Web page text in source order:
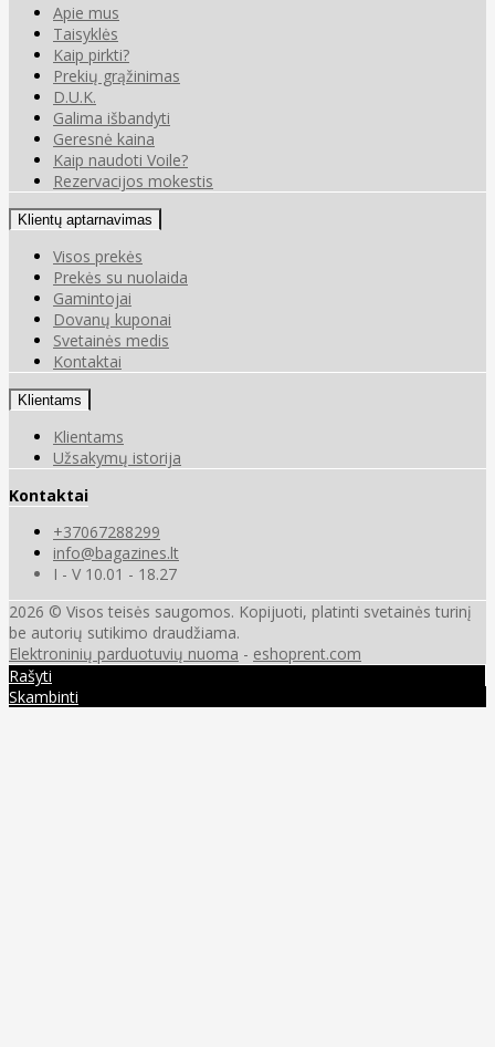
Apie mus
Taisyklės
Kaip pirkti?
Prekių grąžinimas
D.U.K.
Galima išbandyti
Geresnė kaina
Kaip naudoti Voile?
Rezervacijos mokestis
Klientų aptarnavimas
Visos prekės
Prekės su nuolaida
Gamintojai
Dovanų kuponai
Svetainės medis
Kontaktai
Klientams
Klientams
Užsakymų istorija
Kontaktai
+37067288299
info@bagazines.lt
I - V 10.01 - 18.27
2026 © Visos teisės saugomos. Kopijuoti, platinti svetainės turinį
be autorių sutikimo draudžiama.
Elektroninių parduotuvių nuoma - eshoprent.com
Rašyti
Skambinti